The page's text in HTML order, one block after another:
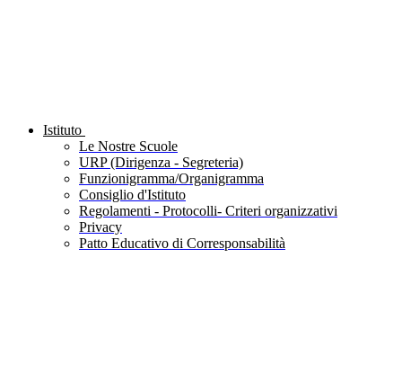
Istituto
Le Nostre Scuole
URP (Dirigenza - Segreteria)
Funzionigramma/Organigramma
Consiglio d'Istituto
Regolamenti - Protocolli- Criteri organizzativi
Privacy
Patto Educativo di Corresponsabilità